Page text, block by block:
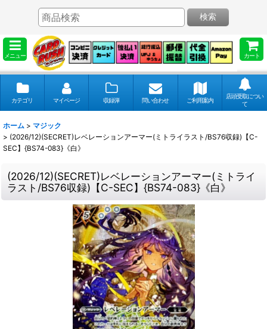
メニュー カート
検索
カテゴリ マイページ 収録弾 問い合わせ ご利用案内
店頭受取につい
て
ホーム > マジック
> (2026/12)(SECRET)レベレーションアーマー(ミトライラスト/BS76収録)【C-
SEC】{BS74-083}《白》
(2026/12)(SECRET)レベレーションアーマー(ミトライ
ラスト/BS76収録)【C-SEC】{BS74-083}《白》